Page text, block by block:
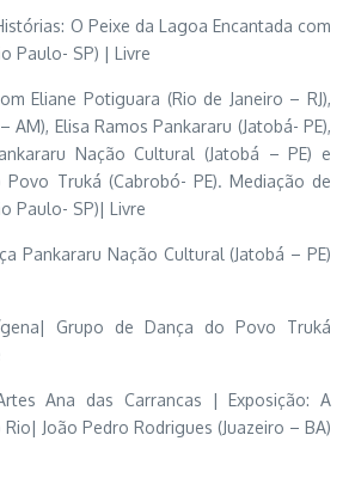
O Peixe da Lagoa Encantada com
Paulo- SP) | Livre
Eliane Potiguara (Rio de Janeiro – RJ),
AM), Elisa Ramos Pankararu (Jatobá- PE),
Nação Cultural (Jatobá – PE) e
Truká (Cabrobó- PE). Mediação de
Paulo- SP)| Livre
Pankararu Nação Cultural (Jatobá – PE)
Grupo de Dança do Povo Truká
Ana das Carrancas | Exposição: A
João Pedro Rodrigues (Juazeiro – BA)